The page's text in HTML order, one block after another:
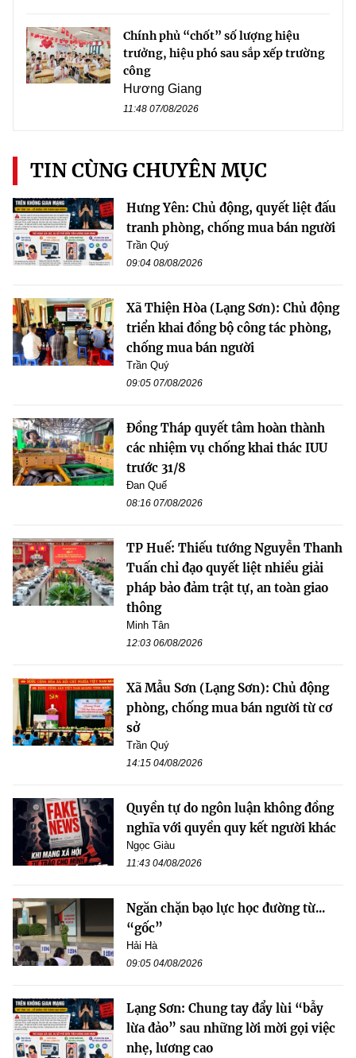
Chính phủ “chốt” số lượng hiệu
trưởng, hiệu phó sau sắp xếp trường
công
Hương Giang
11:48 07/08/2026
TIN CÙNG CHUYÊN MỤC
Hưng Yên: Chủ động, quyết liệt đấu
tranh phòng, chống mua bán người
Trần Quý
09:04 08/08/2026
Xã Thiện Hòa (Lạng Sơn): Chủ động
triển khai đồng bộ công tác phòng,
chống mua bán người
Trần Quý
09:05 07/08/2026
Đồng Tháp quyết tâm hoàn thành
các nhiệm vụ chống khai thác IUU
trước 31/8
Đan Quế
08:16 07/08/2026
TP Huế: Thiếu tướng Nguyễn Thanh
Tuấn chỉ đạo quyết liệt nhiều giải
pháp bảo đảm trật tự, an toàn giao
thông
Minh Tân
12:03 06/08/2026
Xã Mẫu Sơn (Lạng Sơn): Chủ động
phòng, chống mua bán người từ cơ
sở
Trần Quý
14:15 04/08/2026
Quyền tự do ngôn luận không đồng
nghĩa với quyền quy kết người khác
Ngọc Giàu
11:43 04/08/2026
Ngăn chặn bạo lực học đường từ...
“gốc”
Hải Hà
09:05 04/08/2026
Lạng Sơn: Chung tay đẩy lùi “bẫy
lừa đảo” sau những lời mời gọi việc
nhẹ, lương cao